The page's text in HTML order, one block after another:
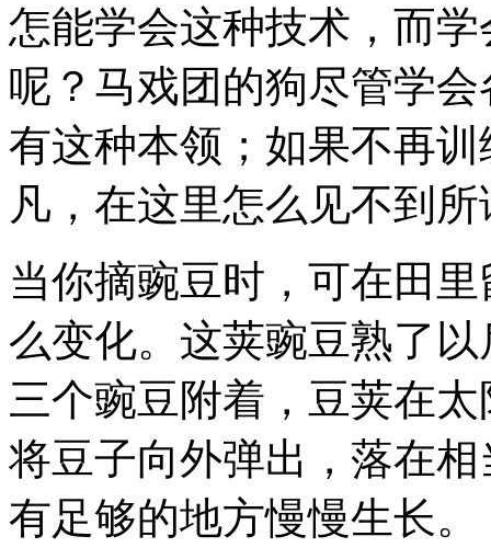
怎能学会这种技术，而
呢？马戏团的狗尽管学
有这种本领；如果不再
凡，在这里怎么见不到
当你摘豌豆时，可在田
么变化。这荚豌豆熟了
三个豌豆附着，豆荚在
将豆子向外弹出，落在
有足够的地方慢慢生长。